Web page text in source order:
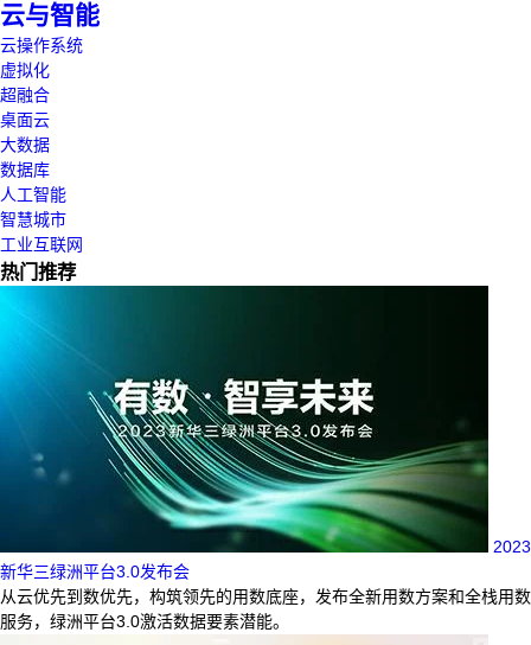
云与智能
云操作系统
虚拟化
超融合
桌面云
大数据
数据库
人工智能
智慧城市
工业互联网
热门推荐
2023
新华三绿洲平台3.0发布会
从云优先到数优先，构筑领先的用数底座，发布全新用数方案和全栈用数
服务，绿洲平台3.0激活数据要素潜能。